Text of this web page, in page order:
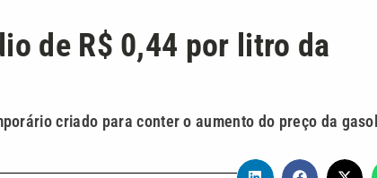
de R$ 0,44 por litro da
criado para conter o aumento do preço da